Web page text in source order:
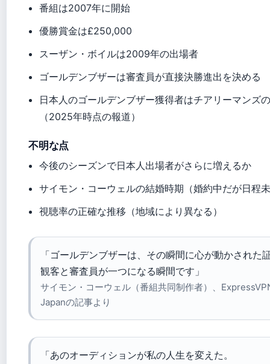
番組は2007年に開始
優勝賞金は£250,000
スーザン・ボイルは2009年の出場者
ゴールデンブザーは審査員が直接決勝進出を決める
日本人のゴールデンブザー獲得者はチアリーマンズ
（2025年時点の報道）
不明な点
今後のシーズンで日本人出場者がさらに増えるか
サイモン・コーウェルの結婚時期（婚約中だが日程
視聴率の正確な推移（地域により異なる）
「ゴールデンブザーは、その瞬間に心が動かされた
観客と審査員が一つになる瞬間です」
サイモン・コーウェル（番組共同制作者）、
Japanの記事より
「あのオーディションが私の人生を変えた。